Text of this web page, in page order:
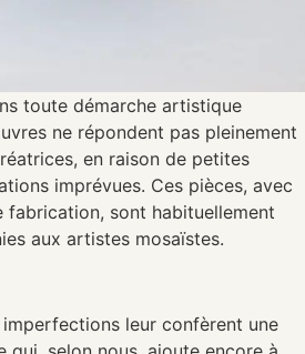
toute démarche artistique
ne répondent pas pleinement
en raison de petites
imprévues. Ces pièces, avec
fabrication, sont habituellement
aux artistes mosaïstes.
leur confèrent une